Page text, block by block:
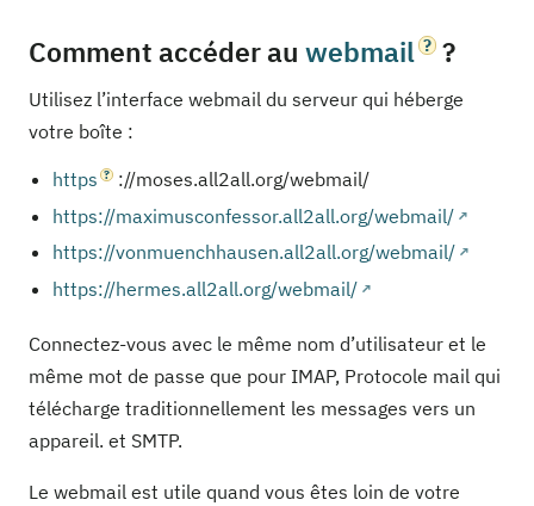
Comment accéder au webmail ?
Utilisez l’interface webmail du serveur qui héberge
votre boîte :
https
://moses.all2all.org/webmail/
https://maximusconfessor.all2all.org/webmail/
https://vonmuenchhausen.all2all.org/webmail/
https://hermes.all2all.org/webmail/
Connectez-vous avec le même nom d’utilisateur et le
même mot de passe que pour IMAP, Protocole mail qui
télécharge traditionnellement les messages vers un
appareil. et SMTP.
Le webmail est utile quand vous êtes loin de votre